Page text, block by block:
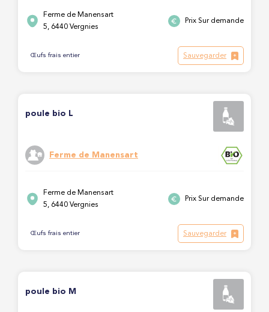
Ferme de Manensart
5, 6440 Vergnies
Prix Sur demande
Œufs frais entier Sauvegarder
poule bio L
Ferme de Manensart
Ferme de Manensart
5, 6440 Vergnies
Prix Sur demande
Œufs frais entier Sauvegarder
poule bio M